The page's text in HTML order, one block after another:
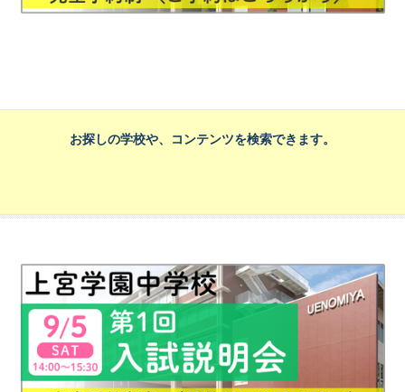
お探しの学校や、コンテンツを検索できます。